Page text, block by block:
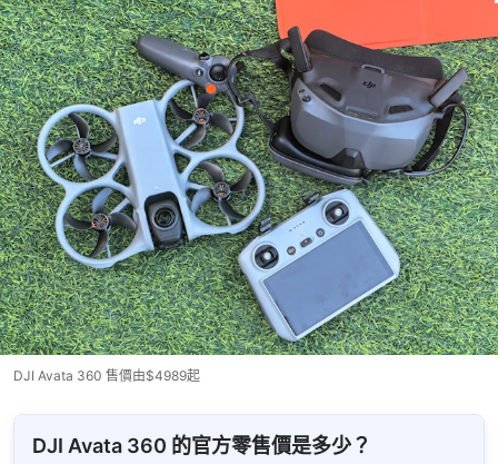
DJI Avata 360 售價由$4989起
DJI Avata 360 的官方零售價是多少？